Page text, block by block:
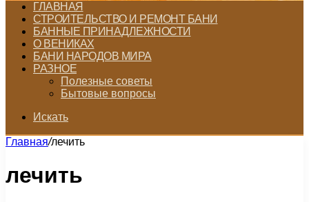
ГЛАВНАЯ
СТРОИТЕЛЬСТВО И РЕМОНТ БАНИ
БАННЫЕ ПРИНАДЛЕЖНОСТИ
О ВЕНИКАХ
БАНИ НАРОДОВ МИРА
РАЗНОЕ
Полезные советы
Бытовые вопросы
Искать
Главная/лечить
лечить